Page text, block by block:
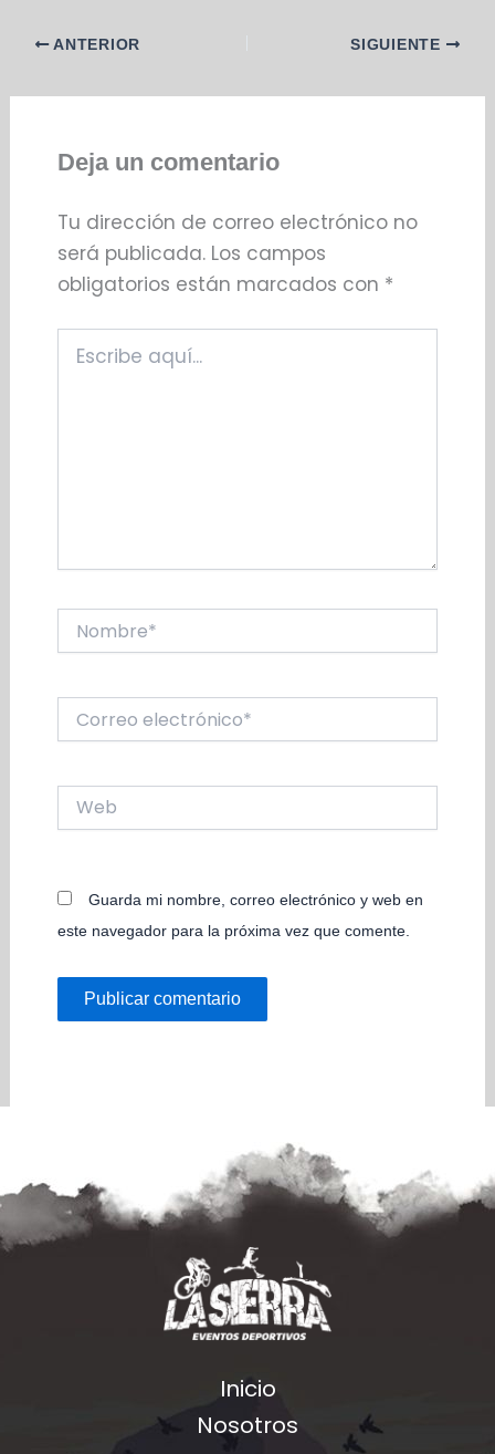
ANTERIOR SIGUIENTE
Deja un comentario
Tu dirección de correo electrónico no
será publicada. Los campos
obligatorios están marcados con *
aquí...
electrónico*
Guarda mi nombre, correo electrónico y web en
este navegador para la próxima vez que comente.
Inicio
Nosotros